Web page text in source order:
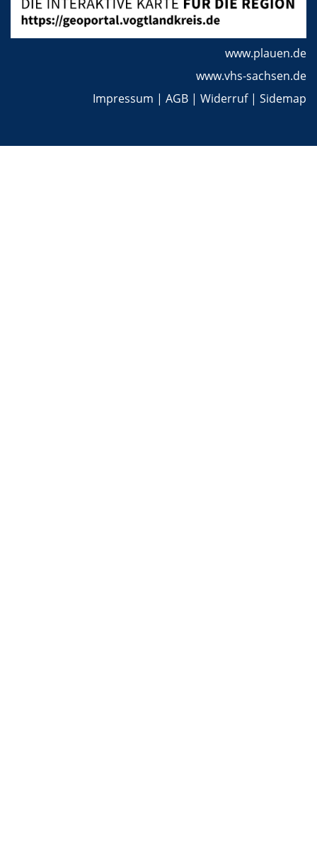
www.plauen.de
www.vhs-sachsen.de
Impressum | AGB | Widerruf| Sidemap